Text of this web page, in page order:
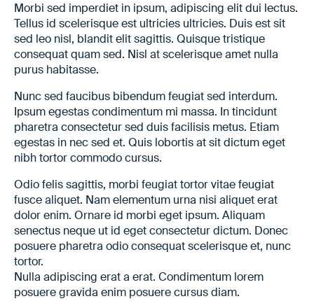
Morbi sed imperdiet in ipsum, adipiscing elit dui lectus.
Tellus id scelerisque est ultricies ultricies. Duis est sit
sed leo nisl, blandit elit sagittis. Quisque tristique
consequat quam sed. Nisl at scelerisque amet nulla
purus habitasse.
Nunc sed faucibus bibendum feugiat sed interdum.
Ipsum egestas condimentum mi massa. In tincidunt
pharetra consectetur sed duis facilisis metus. Etiam
egestas in nec sed et. Quis lobortis at sit dictum eget
nibh tortor commodo cursus.
Odio felis sagittis, morbi feugiat tortor vitae feugiat
fusce aliquet. Nam elementum urna nisi aliquet erat
dolor enim. Ornare id morbi eget ipsum. Aliquam
senectus neque ut id eget consectetur dictum. Donec
posuere pharetra odio consequat scelerisque et, nunc
tortor.
Nulla adipiscing erat a erat. Condimentum lorem
posuere gravida enim posuere cursus diam.